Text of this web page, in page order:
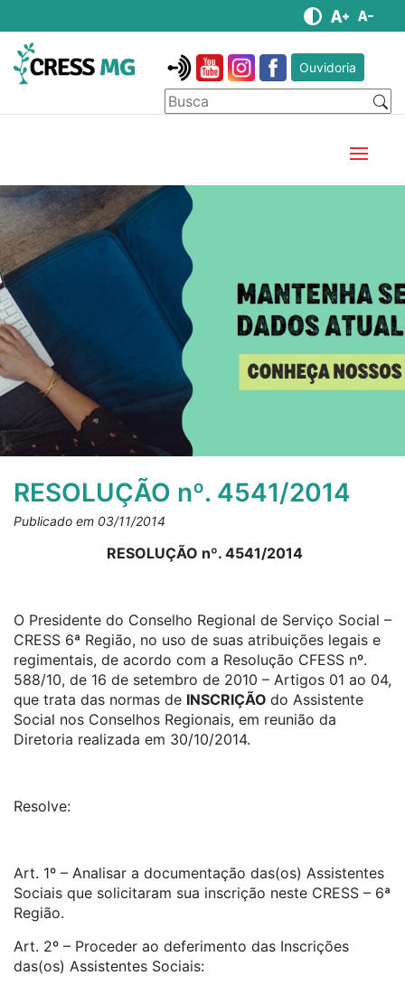
Ouvidoria
RESOLUÇÃO nº. 4541/2014
Publicado em 03/11/2014
RESOLUÇÃO nº. 4541/2014
O Presidente do Conselho Regional de Serviço Social –
CRESS 6ª Região, no uso de suas atribuições legais e
regimentais, de acordo com a Resolução CFESS nº.
588/10, de 16 de setembro de 2010 – Artigos 01 ao 04,
que trata das normas de INSCRIÇÃO do Assistente
Social nos Conselhos Regionais, em reunião da
Diretoria realizada em 30/10/2014.
Resolve:
Art. 1º – Analisar a documentação das(os) Assistentes
Sociais que solicitaram sua inscrição neste CRESS – 6ª
Região.
Art. 2º – Proceder ao deferimento das Inscrições
das(os) Assistentes Sociais: